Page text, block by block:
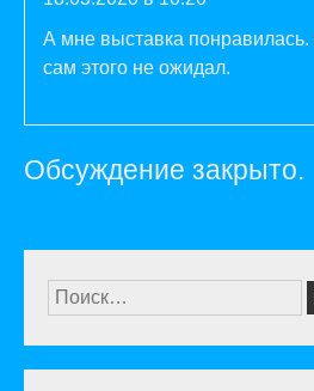
А мне выставка понравилась.
сам этого не ожидал.
Обсуждение закрыто.
Найти: